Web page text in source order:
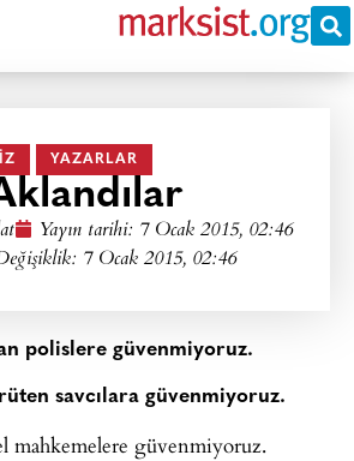
YAZARLAR
Yayın tarihi: 7 Ocak 2015, 02:46
7 Ocak 2015, 02:46
polislere güvenmiyoruz.
savcılara güvenmiyoruz.
mahkemelere güvenmiyoruz.